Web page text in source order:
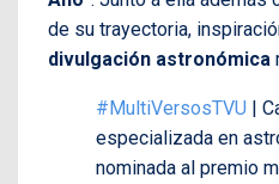
de su trayectoria,
divulgación astronómica
#MultiVersosTVU |
especializada en
nominada al premio